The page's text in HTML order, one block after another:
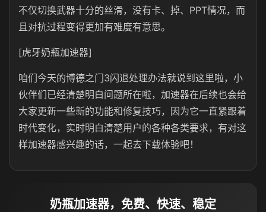
不仅切换武器十分的丝滑，没有卡、掉、PPT情况，而
且对抗过程变得更加有难度有意思。
[虎牙奶瓶加速器]
咱们今天的博德之门3闪退处理办法就说到这里啦，小
伙伴们已经清楚明白问题所在啦，加速器在后续也会给
大家更新一些新的功能和修复技巧，因为它一直紧跟着
时代变化，实时明白清楚用户的各种各类要求，有对这
样加速器感兴趣的话，一起去下载体验吧！
奶瓶加速器，免费、快速、稳定